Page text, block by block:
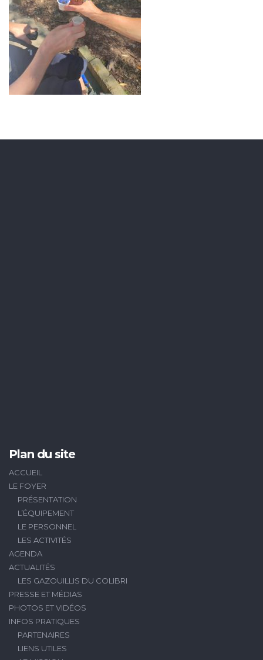
Plan du site
ACCUEIL
LE FOYER
PRÉSENTATION
L’ÉQUIPEMENT
LE PERSONNEL
LES ACTIVITÉS
AGENDA
ACTUALITÉS
LES GAZOUILLIS DU COLIBRI
PRESSE ET MÉDIAS
PHOTOS ET VIDÉOS
INFOS PRATIQUES
PARTENAIRES
LIENS UTILES